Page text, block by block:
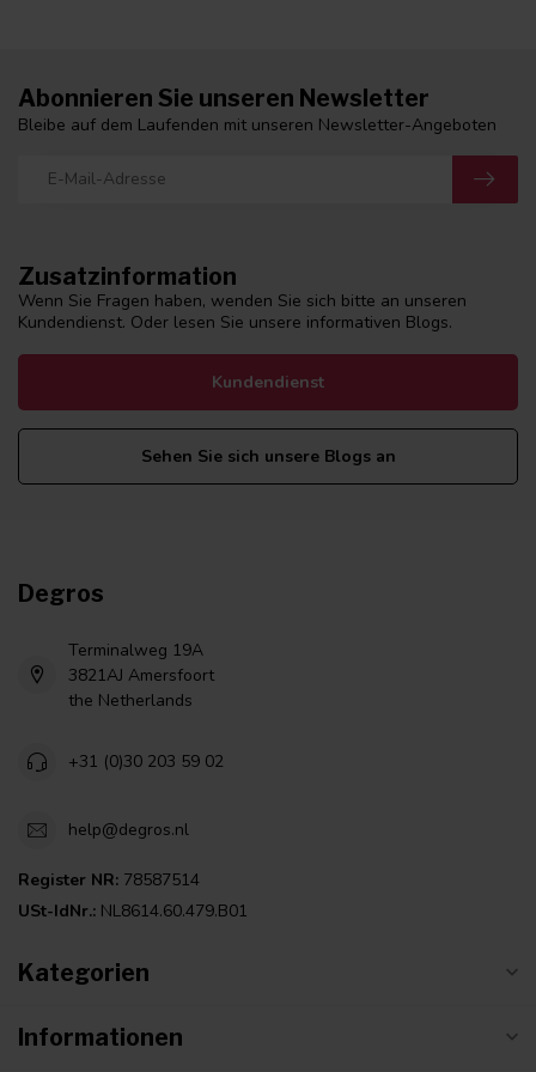
Zusatzinformation
Wenn Sie Fragen haben, wenden Sie sich bitte an unseren
Kundendienst. Oder lesen Sie unsere informativen Blogs.
Kundendienst
Sehen Sie sich unsere Blogs an
Abonnieren Sie unseren Newsletter
Bleibe auf dem Laufenden mit unseren Newsletter-Angeboten
Degros
Terminalweg 19A
3821AJ Amersfoort
the Netherlands
+31 (0)30 203 59 02
help@degros.nl
Register NR: 78587514
USt-IdNr.: NL8614.60.479.B01
Kategorien
Informationen